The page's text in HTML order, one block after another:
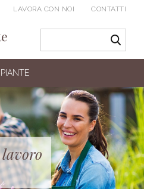
LAVORA CON NOI CONTATTI